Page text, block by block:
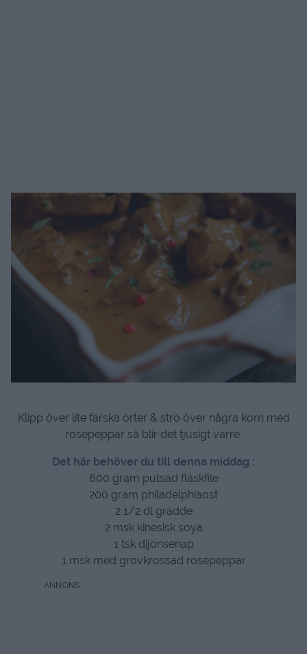
Klipp över lite färska örter & strö över några korn med
rosepeppar så blir det tjusigt värre.
Det här behöver du till denna middag :
600 gram putsad fläskfile
200 gram philadelphiaost
2 1/2 dl grädde
2 msk kinesisk soya
1 tsk dijonsenap
1 msk med grovkrossad rosepeppar